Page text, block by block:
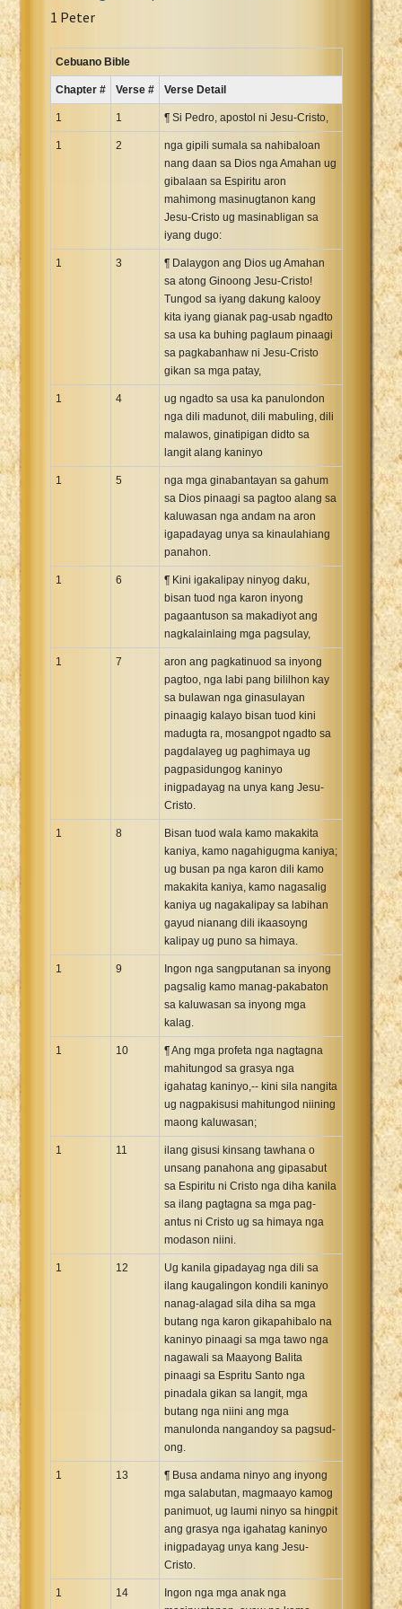
Russian Synodal 1876 Bible
Russian Synodal Bible Win-1251
Shuar New Testament
Spanish Sag. Escrituras 1569
Swahili New Testament
Tagalog 1905
Tagalog John and James
Vietnamese 1934 Bible
1 Peter
Cebuano Bible
Chapter # Verse # Verse Detail
1 1 ¶ Si Pedro, apostol ni Jesu-Cristo,
1 2
nga gipili sumala sa nahibaloan
nang daan sa Dios nga Amahan ug
gibalaan sa Espiritu aron
mahimong masinugtanon kang
Jesu-Cristo ug masinabligan sa
iyang dugo:
1 3
¶ Dalaygon ang Dios ug Amahan
sa atong Ginoong Jesu-Cristo!
Tungod sa iyang dakung kalooy
kita iyang gianak pag-usab ngadto
sa usa ka buhing paglaum pinaagi
sa pagkabanhaw ni Jesu-Cristo
gikan sa mga patay,
1 4
ug ngadto sa usa ka panulondon
nga dili madunot, dili mabuling, dili
malawos, ginatipigan didto sa
langit alang kaninyo
1 5
nga mga ginabantayan sa gahum
sa Dios pinaagi sa pagtoo alang sa
kaluwasan nga andam na aron
igapadayag unya sa kinaulahiang
panahon.
1 6
¶ Kini igakalipay ninyog daku,
bisan tuod nga karon inyong
pagaantuson sa makadiyot ang
nagkalainlaing mga pagsulay,
1 7
aron ang pagkatinuod sa inyong
pagtoo, nga labi pang bililhon kay
sa bulawan nga ginasulayan
pinaagig kalayo bisan tuod kini
madugta ra, mosangpot ngadto sa
pagdalayeg ug paghimaya ug
pagpasidungog kaninyo
inigpadayag na unya kang Jesu-
Cristo.
1 8
Bisan tuod wala kamo makakita
kaniya, kamo nagahigugma kaniya;
ug busan pa nga karon dili kamo
makakita kaniya, kamo nagasalig
kaniya ug nagakalipay sa labihan
gayud nianang dili ikaasoyng
kalipay ug puno sa himaya.
1 9
Ingon nga sangputanan sa inyong
pagsalig kamo manag-pakabaton
sa kaluwasan sa inyong mga
kalag.
1 10
¶ Ang mga profeta nga nagtagna
mahitungod sa grasya nga
igahatag kaninyo,-- kini sila nangita
ug nagpakisusi mahitungod niining
maong kaluwasan;
1 11
ilang gisusi kinsang tawhana o
unsang panahona ang gipasabut
sa Espiritu ni Cristo nga diha kanila
sa ilang pagtagna sa mga pag-
antus ni Cristo ug sa himaya nga
modason niini.
1 12
Ug kanila gipadayag nga dili sa
ilang kaugalingon kondili kaninyo
nanag-alagad sila diha sa mga
butang nga karon gikapahibalo na
kaninyo pinaagi sa mga tawo nga
nagawali sa Maayong Balita
pinaagi sa Espritu Santo nga
pinadala gikan sa langit, mga
butang nga niini ang mga
manulonda nangandoy sa pagsud-
ong.
1 13
¶ Busa andama ninyo ang inyong
mga salabutan, magmaayo kamog
panimuot, ug laumi ninyo sa hingpit
ang grasya nga igahatag kaninyo
inigpadayag unya kang Jesu-
Cristo.
1 14
Ingon nga mga anak nga